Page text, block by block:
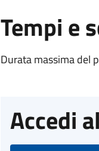
Tempi e
Durata massima del
Accedi